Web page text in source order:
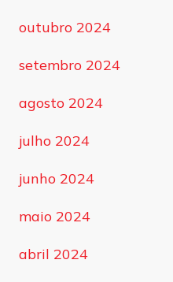
outubro 2024
setembro 2024
agosto 2024
julho 2024
junho 2024
maio 2024
abril 2024